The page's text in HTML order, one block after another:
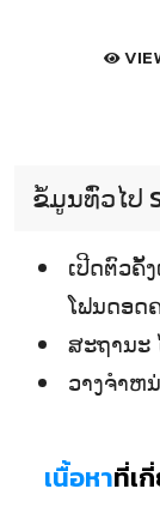
ຂໍ້ມູນທົ່ວໄປ
ເປີດຕົວຄັ້
ໂຟນດອດ
ສະຖານະ
ວາງຈຳຫ
เนื้อหาที่เ